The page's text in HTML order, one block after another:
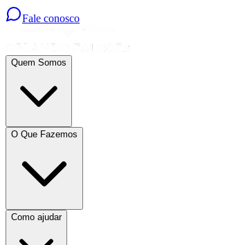
Fale conosco
Quem Somos
O Que Fazemos
Como ajudar